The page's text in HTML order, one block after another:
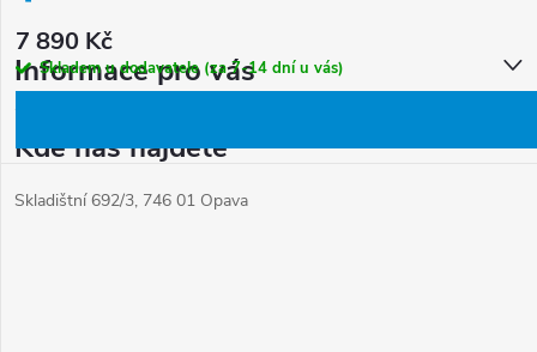
7 890 Kč
Skladem u dodavatele (za 7-14 dní u vás)
Informace pro vás
Kde nás najdete
Skladištní 692/3, 746 01 Opava